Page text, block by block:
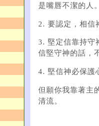
是嘴唇不潔的人
2. 要認定，相信
3. 堅定信靠持守
信堅守神的話，
4. 堅信神必保護
但願你我靠著主
清流。